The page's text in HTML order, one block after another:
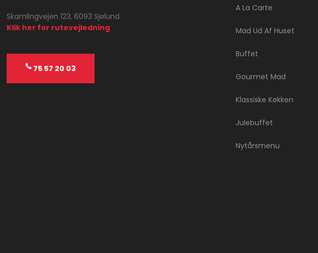
Skamlingvejen 123, 6093 Sjølund
Klik her for rutevejledning
75 57 20 03​
A La Carte
Mad Ud Af Huset
Buffet
Gourmet Mad
Klassiske Køkken
Julebuffet
Nytårsmenu